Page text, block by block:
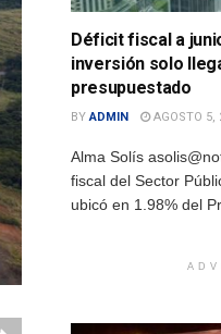
Déficit fiscal a
inversión solo
presupuestado
BY ADMIN AGOSTO 5,
Alma Solís
fiscal del Sector
ubicó en 1.98% del